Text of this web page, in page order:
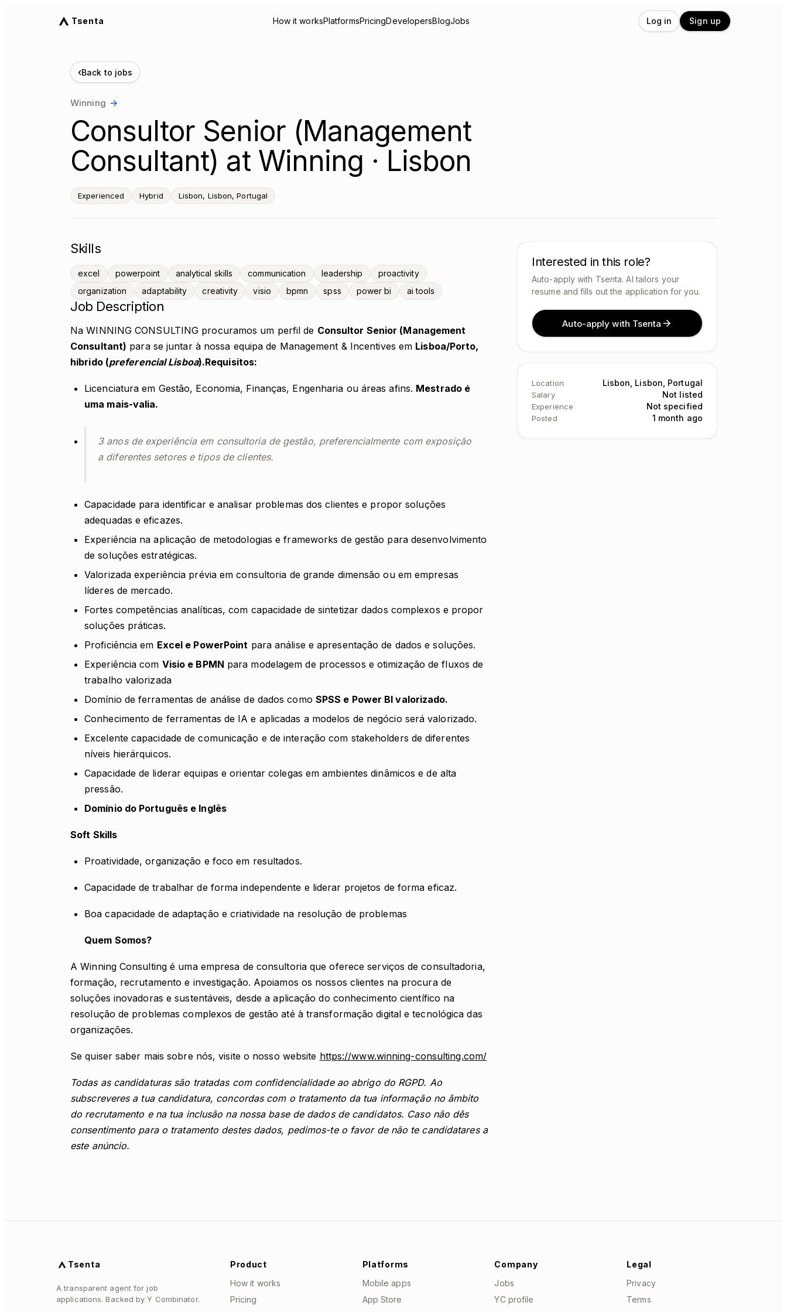
Tsenta How it worksPlatformsPricingDevelopersBlogJobs Log in Sign up
‹Back to jobs
Winning →
Consultor Senior (Management
Consultant) at Winning · Lisbon
Experienced Hybrid Lisbon, Lisbon, Portugal
Skills
excel powerpoint analytical skills communication leadership
proactivity
organization
adaptability creativity visio bpmn spss power bi ai tools
Job Description
Na WINNING CONSULTING procuramos um perfil de Consultor Senior (Management
Consultant) para se juntar à nossa equipa de Management & Incentives em Lisboa/Porto,
híbrido (preferencial Lisboa).Requisitos:
Licenciatura em Gestão, Economia, Finanças, Engenharia ou áreas afins. Mestrado é
uma mais-valia.
3 anos de experiência em consultoria de gestão, preferencialmente com exposição
a diferentes setores e tipos de clientes.
Capacidade para identificar e analisar problemas dos clientes e propor soluções
adequadas e eficazes.
Experiência na aplicação de metodologias e frameworks de gestão para desenvolvimento
de soluções estratégicas.
Valorizada experiência prévia em consultoria de grande dimensão ou em empresas
líderes de mercado.
Fortes competências analíticas, com capacidade de sintetizar dados complexos e propor
soluções práticas.
Proficiência em Excel e PowerPoint para análise e apresentação de dados e soluções.
Experiência com Visio e BPMN para modelagem de processos e otimização de fluxos de
trabalho valorizada
Domínio de ferramentas de análise de dados como SPSS e Power BI valorizado.
Conhecimento de ferramentas de IA e aplicadas a modelos de negócio será valorizado.
Excelente capacidade de comunicação e de interação com stakeholders de diferentes
níveis hierárquicos.
Capacidade de liderar equipas e orientar colegas em ambientes dinâmicos e de alta
pressão.
Domínio do Português e Inglês
Soft Skills
Proatividade, organização e foco em resultados.
Capacidade de trabalhar de forma independente e liderar projetos de forma eficaz.
Boa capacidade de adaptação e criatividade na resolução de problemas
Quem Somos?
A Winning Consulting é uma empresa de consultoria que oferece serviços de consultadoria,
formação, recrutamento e investigação. Apoiamos os nossos clientes na procura de
soluções inovadoras e sustentáveis, desde a aplicação do conhecimento científico na
resolução de problemas complexos de gestão até à transformação digital e tecnológica das
organizações.
Se quiser saber mais sobre nós, visite o nosso website https://www.winning-consulting.com/
Todas as candidaturas são tratadas com confidencialidade ao abrigo do RGPD. Ao
subscreveres a tua candidatura, concordas com o tratamento da tua informação no âmbito
do recrutamento e na tua inclusão na nossa base de dados de candidatos. Caso não dês
consentimento para o tratamento destes dados, pedimos-te o favor de não te candidatares a
este anúncio.
Interested in this role?
Auto-apply with Tsenta. AI tailors your
resume and fills out the application for you.
Auto-apply with Tsenta
Location Lisbon, Lisbon, Portugal
Salary Not listed
Experience Not specified
Posted 1 month ago
Tsenta
A transparent agent for job
applications. Backed by Y Combinator.
Product
How it works
Pricing
Platforms
Mobile apps
App Store
Company
Jobs
YC profile
Legal
Privacy
Terms